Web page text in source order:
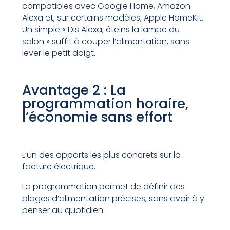
compatibles avec Google Home, Amazon
Alexa et, sur certains modèles, Apple HomeKit.
Un simple « Dis Alexa, éteins la lampe du
salon » suffit à couper l’alimentation, sans
lever le petit doigt.
Avantage 2 : La
programmation horaire,
l’économie sans effort
L’un des apports les plus concrets sur la
facture électrique.
La programmation permet de définir des
plages d’alimentation précises, sans avoir à y
penser au quotidien.